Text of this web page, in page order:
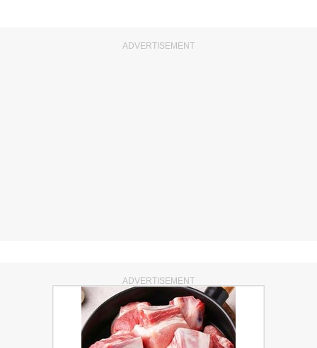
ADVERTISEMENT
ADVERTISEMENT